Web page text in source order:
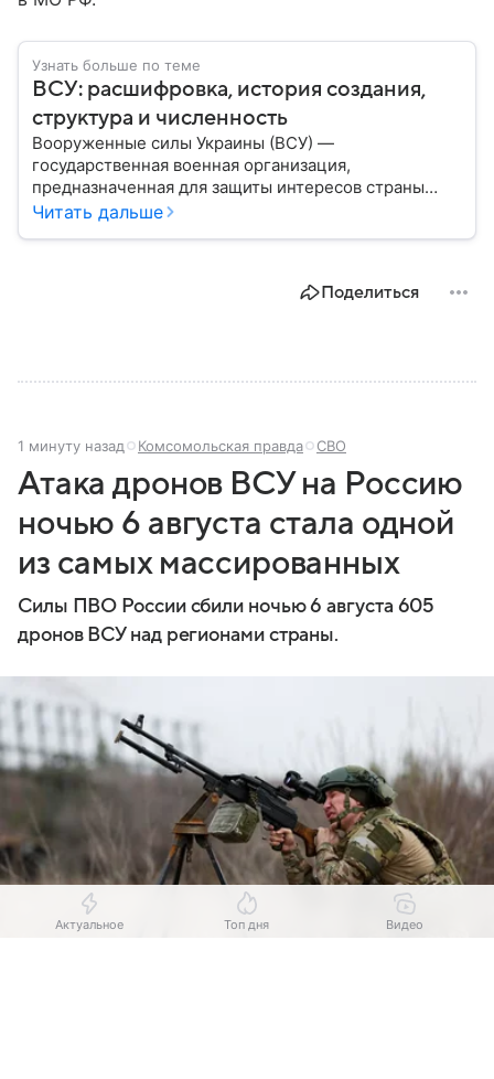
Узнать больше по теме
ВСУ: расшифровка, история создания,
структура и численность
Вооруженные силы Украины (ВСУ) —
государственная военная организация,
предназначенная для защиты интересов страны
военным путем. Была создана после
Читать дальше
Поделиться
1 минуту назад Комсомольская правда СВО
Атака дронов ВСУ на Россию
ночью 6 августа стала одной
из самых массированных
Силы ПВО России сбили ночью 6 августа 605
дронов ВСУ над регионами страны.
Актуальное Топ дня Видео